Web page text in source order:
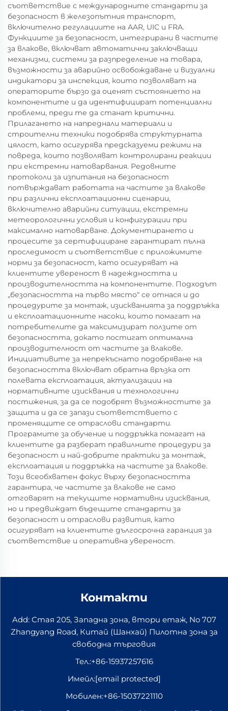
съответствие с международните стандарти за
безопасност в железопътния транспорт,
включително регулациите на AAR, UIC и FRA.
Функциите за безопасност, интегрирани в частите
за влакове, включват автоматични заключващи
механизми, системи за разпределение на товара,
възможности за аварийно освобождаване и визуални
индикатори за инспекция, които позволяват на
операторите бързо да оценят състоянието на
компонентите и да идентифицират потенциални
проблеми, преди те да станат критични.
Прилагането на напреднали материали и
строителни техники подобрява структурната
цялост, като осигурява предсказуеми режими на
повреда, които позволяват контролирани реакции
при екстремни натоварвания. Редовните
протоколи за изпитания на безопасност
потвърждават работата на частите за влакове
при различни експлоатационни сценарии,
включително аварийни ситуации, екстремни
метеорологични условия и конфигурации при
максимално натоварване. Документирането и
процесите за сертифициране гарантират пълна
проследимост и съответствие с приложимите
норми за безопасност, като осигуряват на
клиентите увереност в надеждността и
производителността на компонентите. Подходът
„безопасността на първо място“ се отнася и до
процедурите за монтаж, изискванията за поддръжка
и експлоатационните насоки, които помагат на
потребителите да максимизират ползите от
безопасността, докато постигат оптимална
производителност от частите за влакове.
Инициативите за непрекъснато подобряване на
безопасността включват обратна връзка от
полевата експлоатация, актуализации на
нормативните изисквания и технологични
постижения, за да се подобрят възможностите за
защита и да се запази съответствието с
променящите се отраслови стандарти.
Програмите за обучение и поддръжка помагат на
клиентите да разберат правилните процедури за
безопасност и най-добрите практики за монтаж,
експлоатация и поддръжка на частите за влакове.
Този всеобхватен фокус върху безопасността
гарантира, че частите за влакове не само
отговарят на текущите нормативни изисквания,
но и предвиждат бъдещите стандарти за
безопасност и отраслови развития, като
осигуряват на клиентите дългосрочна гаранция за
съответствие и оперативна увереност.
Контакти
Add: Стая 205, Западна зона, втори етаж, No 707
Zhangyang Road, Китай (Шанхай) Пилотна зона за
свободна търговия
Тел.:+86-15937257616
Имейл:[email protected]
Мобилен:+86-15037221110